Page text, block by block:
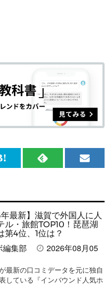
は
ブ
ッ
ク
ー
ク
RSS
事
を
購
す
る
メ
ガ
登
録
る
年最新】滋賀で外国人に人
ル・旅館TOP10！琵琶湖
第4位、1位は？
編集部
2026年08月05
最新の口コミデータを元に独自
している『インバウンド人気ホ